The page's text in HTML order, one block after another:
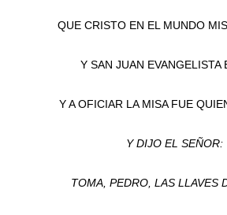
QUE CRISTO EN EL MUNDO
Y SAN JUAN EVANGELISTA
Y A OFICIAR LA MISA FUE
Y DIJO EL SEÑOR:
TOMA, PEDRO, LAS LLAVES